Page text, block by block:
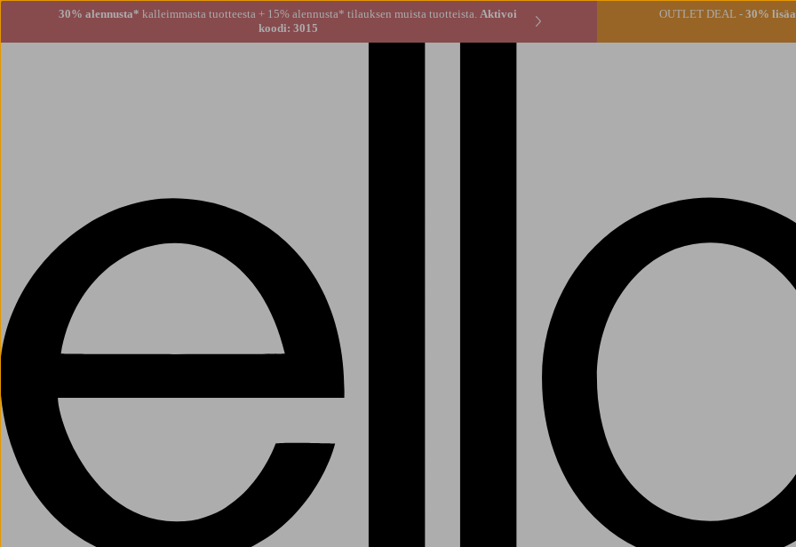
30% alennusta* kalleimmasta tuotteesta + 15% alennusta* tilauksen muista tuotteista. Aktivoi
koodi: 3015
OUTLET DEAL - 30%